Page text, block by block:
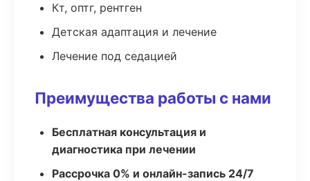
Кт, оптг, рентген
Детская адаптация и лечение
Лечение под седацией
Преимущества работы с нами
Бесплатная консультация и
диагностика при лечении
Рассрочка 0% и онлайн-запись 24/7